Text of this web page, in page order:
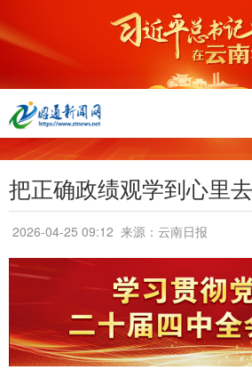
把正确政绩观学到心里
2026-04-25 09:12 来源：云南日报